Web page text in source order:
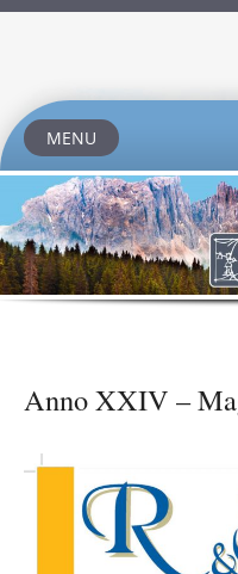
MENU
Skip
to
content
Anno XXIV –